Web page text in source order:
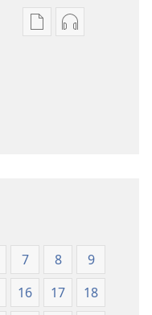
PostavkePostavke
7 8
9
16 17
18